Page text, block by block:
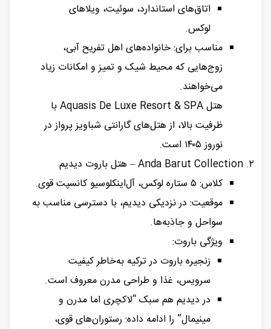
اتاق‌های استاندارد، سوئیت، ویلاهای
لوکس.
مناسب برای: خانواده‌های اهل تفریح آبی،
زوج‌هایی که محیط شیک و تمیز و امکانات زیاد
می‌خواهند.
هتل Aquasis De Luxe Resort & SPA با
ظرفیت بالا، از هتل‌های گارانتی شباویز پرواز در
نوروز ۱۴۰۵ است.
۲. Anda Barut Collection – هتل باروت دیدیم
کلاس: ۵ ستاره لوکس، آل‌اینکلوسیو کانسپت قوی.
موقعیت: در نزدیکی دیدیم، با دسترسی مناسب به
سواحل و جاذبه‌ها.
ویژگی باروت:
زنجیره باروت در ترکیه به‌خاطر کیفیت
سرویس، غذا و طراحی مدرن معروف است.
در دیدیم هم سبک “لاکچری اما مدرن و
مینیمال” را ادامه داده: رستوران‌های قوی،